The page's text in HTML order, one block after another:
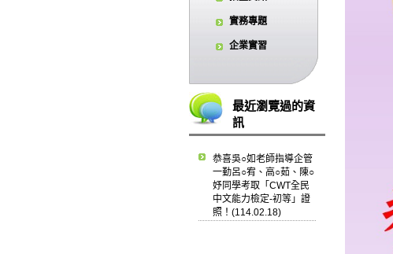
實務專題
企業實習
最近瀏覽過的資
訊
恭喜吳○如老師指導企管
一勤呂○宥、高○茹、陳○
妤同學考取「CWT全民
中文能力檢定-初等」證
照！(114.02.18)